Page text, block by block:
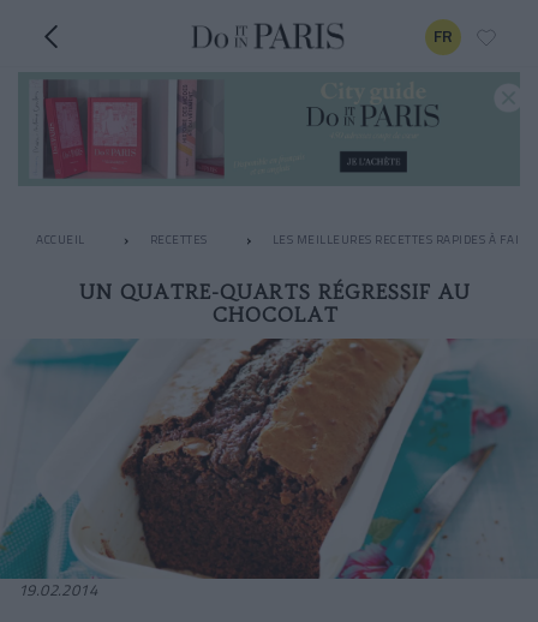
FR
ACCUEIL RECETTES LES MEILLEURES RECETTES RAPIDES À FAIRE
UN QUATRE-QUARTS RÉGRESSIF AU
CHOCOLAT
19.02.2014